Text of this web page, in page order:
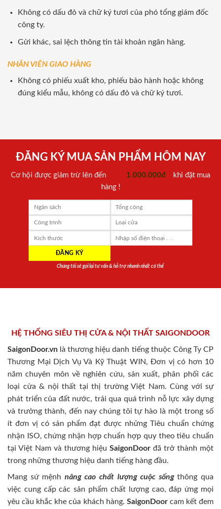
Không có dấu đỏ và chữ ký tươi của phó tổng giám đốc
công ty.
Gửi khác, sai lệch thông tin tài khoản ngân hàng.
NHÂN VIÊN GIAO HÀNG
Không có phiếu xuất kho, phiếu bảo hành hoặc không
đúng kiểu mẫu, không có dấu đỏ và chữ ký tươi.
ĐĂNG KÝ MUA SẢN PHẨM HÔM NAY
Cơ hội được giảm trừ lên đến 1.000.000đ
khi đặt mua
hàng !
Chúng tôi sẽ gọi lại tư vấn & hỗ trợ nhanh nhất có thể
HỆ THỐNG SIÊU THỊ CỬA & NỘI THẤT SAIGONDOOR
SaigonDoor.vn là thương hiệu danh tiếng thuộc Công Ty CP
Thương Mại Dịch Vụ Và Kỹ Thuật WIN, Đơn vị có hơn 10
năm chuyên môn về nghiên cứu, sản xuất, phân phối các
loại cửa & nội thất tại thị trường Việt Nam. Cùng với sự
phát triển của đất nước, trải qua quá trình nỗ lực xây dựng
và trưởng thành, đến nay chúng tôi tự hào là một trong số
ít đơn vị có sản phẩm đạt được những Tiêu chuẩn chứng
nhận ISO, chứng nhận hợp chuẩn hợp quy theo tiêu chuẩn
tại Việt Nam và thương hiệu SaigonDoor đã trở thành một
trong những thương hiệu danh tiếng hàng đầu.
Mang sứ mệnh nâng cao chất lượng cuộc sốngthông qua
việc cung cấp các sản phẩm chất lượng cao, đáp ứng mọi
yêu cầu khắc khe của khách hàng. SaigonDoorcam kết đem